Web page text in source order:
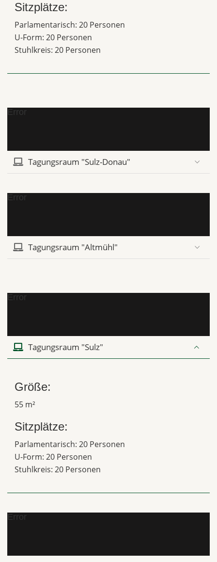
Sitzplätze:
Parlamentarisch: 20 Personen
U-Form: 20 Personen
Stuhlkreis: 20 Personen
Error
Tagungsraum "Sulz-Donau"
Error
Tagungsraum "Altmühl"
Error
Tagungsraum "Sulz"
Größe:
55 m²
Sitzplätze:
Parlamentarisch: 20 Personen
U-Form: 20 Personen
Stuhlkreis: 20 Personen
Error